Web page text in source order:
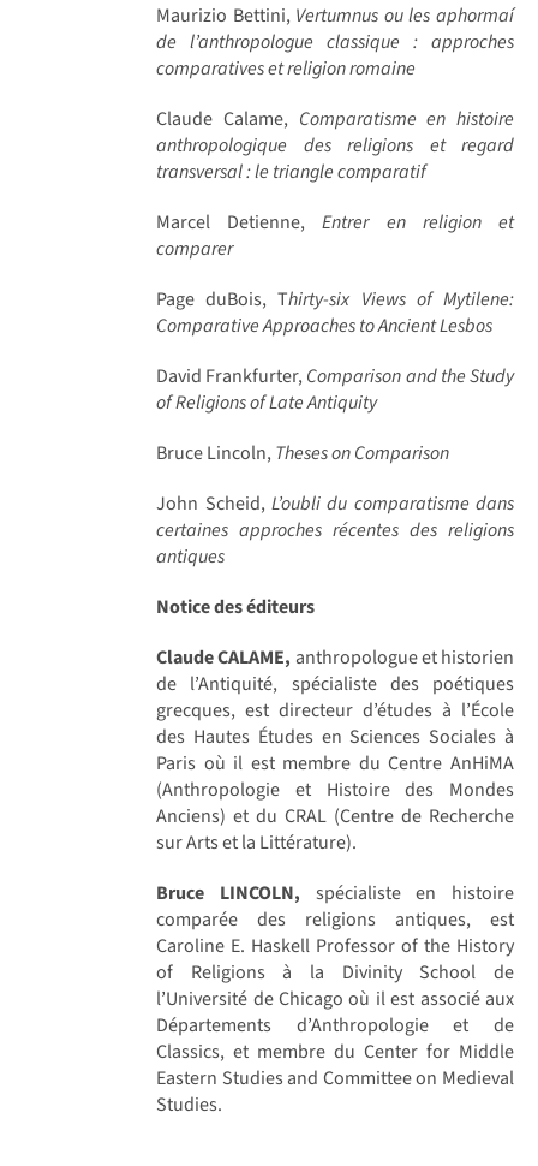
Maurizio Bettini, Vertumnus ou les aphormaí
de l’anthropologue classique : approches
comparatives et religion romaine
Claude Calame, Comparatisme en histoire
anthropologique des religions et regard
transversal : le triangle comparatif
Marcel Detienne,Entrer en religion et
comparer
Page duBois, Thirty-six Views of Mytilene:
Comparative Approaches to Ancient Lesbos
David Frankfurter,Comparison and the Study
of Religions of Late Antiquity
Bruce Lincoln,Theses on Comparison
John Scheid, L’oubli du comparatisme dans
certaines approches récentes des religions
antiques
Notice des éditeurs
Claude CALAME, anthropologue et historien
de l’Antiquité, spécialiste des poétiques
grecques, est directeur d’études à l’École
des Hautes Études en Sciences Sociales à
Paris où il est membre du Centre AnHiMA
(Anthropologie et Histoire des Mondes
Anciens) et du CRAL (Centre de Recherche
sur Arts et la Littérature).
Bruce LINCOLN, spécialiste en histoire
comparée des religions antiques, est
Caroline E. Haskell Professor of the History
of Religions à la Divinity School de
l’Université de Chicago où il est associé aux
Départements d’Anthropologie et de
Classics, et membre du Center for Middle
Eastern Studies and Committee on Medieval
Studies.